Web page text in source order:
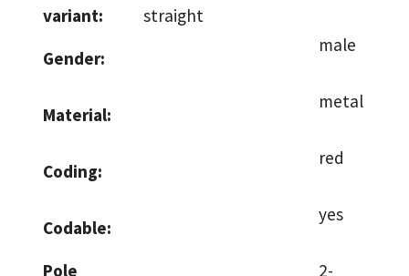
variant:
straight
Gender:
male
Material:
metal
Coding:
red
Codable:
yes
Pole 2-